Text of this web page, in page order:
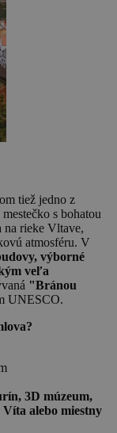
tiež jedno z
s bohatou
na rieke Vltave,
atmosféru. V
výborné
veľa
"Bránou
UNESCO.
3D múzeum,
alebo miestny